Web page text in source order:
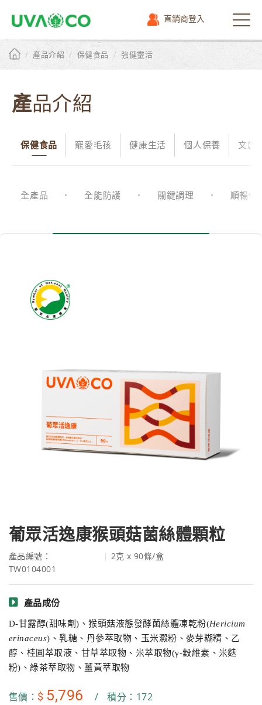
直銷商登入
選
單
/ 產品介紹 / 保健食品 / 強健靈活
產品介紹
保健食品 寵愛毛孩 健康生活 個人保養 文創
全產品 全能防護 關鍵調理 順暢保
葡眾活逸康猴頭菇菌絲體顆粒
產品編號：
TW0104001
2克 x 90條/盒
產品成份
D-甘露醇(甜味劑)、猴頭菇液態發酵菌絲體凍乾粉(Hericium
erinaceus)、乳糖、丹參萃取物、玉米澱粉、麥芽糊精、乙
醇、桂圓萃取液、甘草萃取物、米萃取物(γ-穀維素、米麩
粉)、綠茶萃取物、薑黃萃取物
售價： $ 5,796 / 積分：172